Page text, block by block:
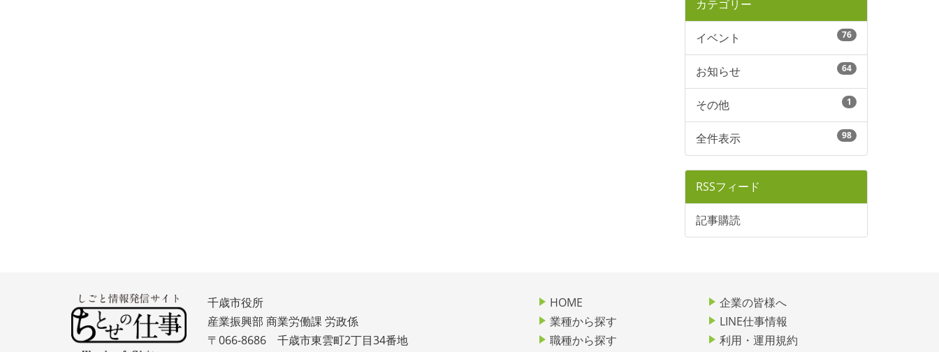
カテゴリー
イベント 76
お知らせ 64
その他 1
全件表示 98
RSSフィード
記事購読
千歳市役所
産業振興部 商業労働課 労政係
〒066-8686 千歳市東雲町2丁目34番地
HOME
業種から探す
職種から探す
企業の皆様へ
LINE仕事情報
利用・運用規約